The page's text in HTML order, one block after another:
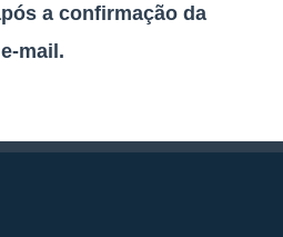
a confirmação da
mail.